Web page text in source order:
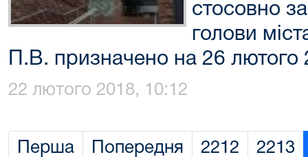
стосовно
голови
П.В. призначено на 26 лютого
22 лютого 2018, 10:12
Перша Попередня 2212 2213